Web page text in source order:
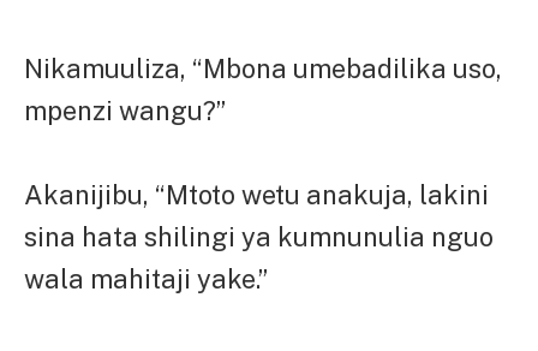
Nikamuuliza, “Mbona umebadilika uso,
mpenzi wangu?”
Akanijibu, “Mtoto wetu anakuja, lakini
sina hata shilingi ya kumnunulia nguo
wala mahitaji yake.”